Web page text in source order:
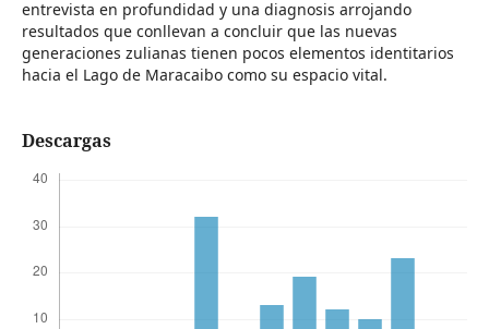
entrevista en profundidad y una diagnosis arrojando
resultados que conllevan a concluir que las nuevas
generaciones zulianas tienen pocos elementos identitarios
hacia el Lago de Maracaibo como su espacio vital.
Descargas